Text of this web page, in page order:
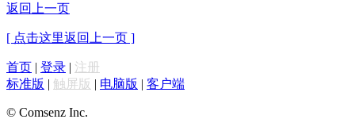
返回上一页
[ 点击这里返回上一页 ]
首页 | 登录 | 注册
标准版 | 触屏版 | 电脑版 | 客户端
© Comsenz Inc.